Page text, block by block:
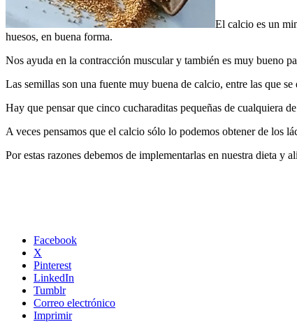
El calcio es un
huesos, en buena forma.
Nos ayuda en la contracción muscular y también es muy bueno
Las semillas son una fuente muy buena de calcio, entre las que
Hay que pensar que cinco cucharaditas pequeñas de cualquiera
A veces pensamos que el calcio sólo lo podemos obtener de los
Por estas razones debemos de implementarlas en nuestra dieta
Facebook
X
Pinterest
LinkedIn
Tumblr
Correo electrónico
Imprimir